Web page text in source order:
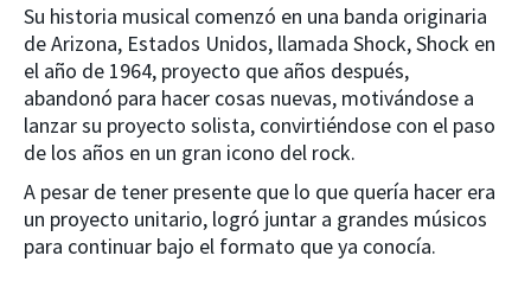
Su historia musical comenzó en una banda originaria
de Arizona, Estados Unidos, llamada Shock, Shock en
el año de 1964, proyecto que años después,
abandonó para hacer cosas nuevas, motivándose a
lanzar su proyecto solista, convirtiéndose con el paso
de los años en un gran icono del rock.
A pesar de tener presente que lo que quería hacer era
un proyecto unitario, logró juntar a grandes músicos
para continuar bajo el formato que ya conocía.